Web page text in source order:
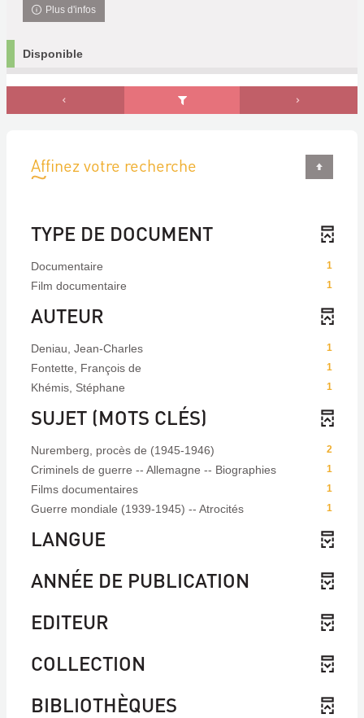
Plus d'infos
Disponible
Affinez votre recherche
TYPE DE DOCUMENT
1
Documentaire
1
Film documentaire
AUTEUR
1
Deniau, Jean-Charles
1
Fontette, François de
1
Khémis, Stéphane
SUJET (MOTS CLÉS)
2
Nuremberg, procès de (1945-1946)
1
Criminels de guerre -- Allemagne -- Biographies
1
Films documentaires
1
Guerre mondiale (1939-1945) -- Atrocités
LANGUE
ANNÉE DE PUBLICATION
EDITEUR
COLLECTION
BIBLIOTHÈQUES